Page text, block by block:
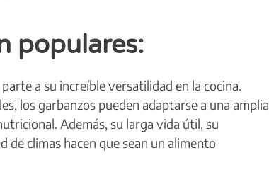
populares:
a su increíble versatilidad en la cocina.
los garbanzos pueden adaptarse a una amplia
Además, su larga vida útil, su
de climas hacen que sean un alimento